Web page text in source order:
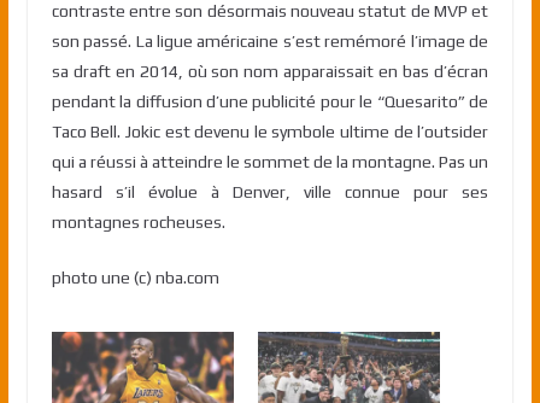
contraste entre son désormais nouveau statut de MVP et
son passé. La ligue américaine s’est remémoré l’image de
sa draft en 2014, où son nom apparaissait en bas d’écran
pendant la diffusion d’une publicité pour le “Quesarito” de
Taco Bell. Jokic est devenu le symbole ultime de l’outsider
qui a réussi à atteindre le sommet de la montagne. Pas un
hasard s’il évolue à Denver, ville connue pour ses
montagnes rocheuses.
photo une (c) nba.com